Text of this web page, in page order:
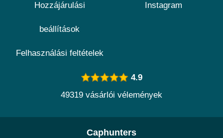
Hozzájárulási
beállítások
Felhasználási feltételek
Instagram
4.9
49319 vásárlói vélemények
Caphunters